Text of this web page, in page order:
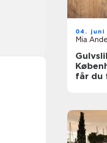
04. juni
Mia
får du